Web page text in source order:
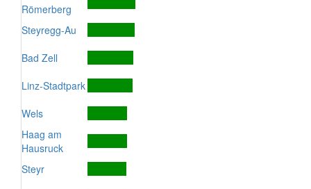
Römerberg
Steyregg-Au
Bad Zell
Linz-Stadtpark
Wels
Haag am
Hausruck
Steyr